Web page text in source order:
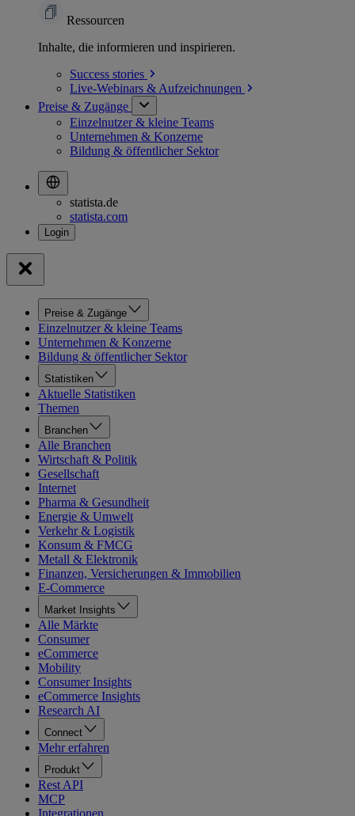
Ressourcen
Inhalte, die informieren und inspirieren.
Success stories
Live-Webinars & Aufzeichnungen
Preise & Zugänge
Einzelnutzer & kleine Teams
Unternehmen & Konzerne
Bildung & öffentlicher Sektor
statista.de
statista.com
Preise & Zugänge
Einzelnutzer & kleine Teams
Unternehmen & Konzerne
Bildung & öffentlicher Sektor
Statistiken
Aktuelle Statistiken
Themen
Branchen
Alle Branchen
Wirtschaft & Politik
Gesellschaft
Internet
Pharma & Gesundheit
Energie & Umwelt
Verkehr & Logistik
Konsum & FMCG
Metall & Elektronik
Finanzen, Versicherungen & Immobilien
E-Commerce
Market Insights
Alle Märkte
Consumer
eCommerce
Mobility
Consumer Insights
eCommerce Insights
Research AI
Connect
Mehr erfahren
Produkt
Rest API
MCP
Integrationen